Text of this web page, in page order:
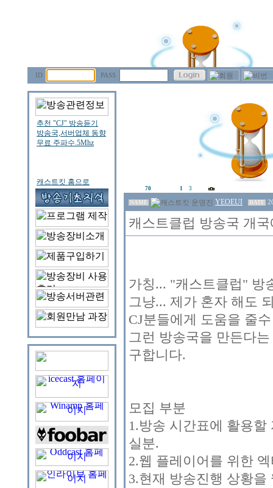
ID PASS
70 1 3
NAME YEOEUI DATE
캐스트클럽 방송국 개
가칭... "캐스트클럽" 방
그냥... 제가 혼자 해도
CJ분들에게 도움을 줄
그런 방송국을 만든다
구합니다.
모집 부분
1.방송 시간표에 활용
실분.
2.웹 플레이어를 위한
3.현재 방송진행 상황